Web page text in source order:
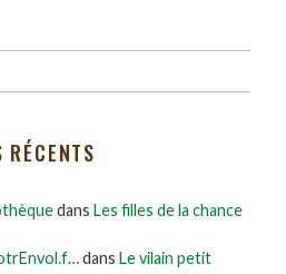
RÉCENTS
dans Les filles de la chance
dans Le vilain petit